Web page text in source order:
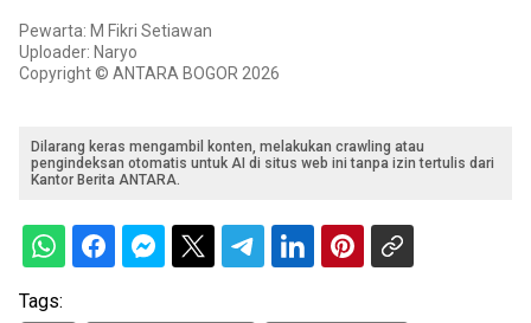
Pewarta: M Fikri Setiawan
Uploader: Naryo
Copyright © ANTARA BOGOR 2026
Dilarang keras mengambil konten, melakukan crawling atau
pengindeksan otomatis untuk AI di situs web ini tanpa izin tertulis dari
Kantor Berita ANTARA.
Tags: